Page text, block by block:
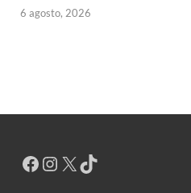
6 agosto, 2026